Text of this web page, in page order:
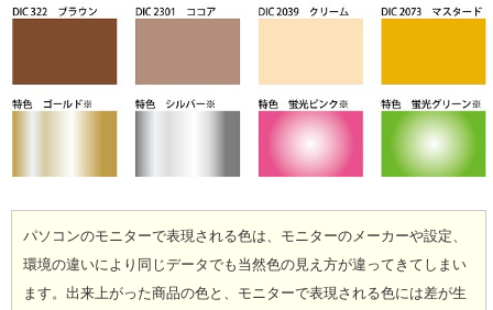
パソコンのモニターで表現される色は、モニターのメーカーや設定、
環境の違いにより同じデータでも当然色の見え方が違ってきてしまい
ます。出来上がった商品の色と、モニターで表現される色には差が生